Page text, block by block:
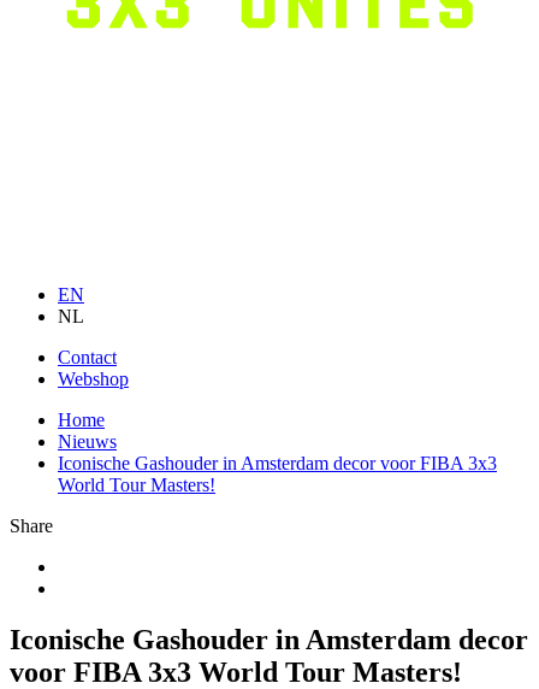
EN
NL
Contact
Webshop
Home
Nieuws
Iconische Gashouder in Amsterdam decor voor FIBA 3x3
World Tour Masters!
Share
Iconische Gashouder in Amsterdam decor
voor FIBA 3x3 World Tour Masters!